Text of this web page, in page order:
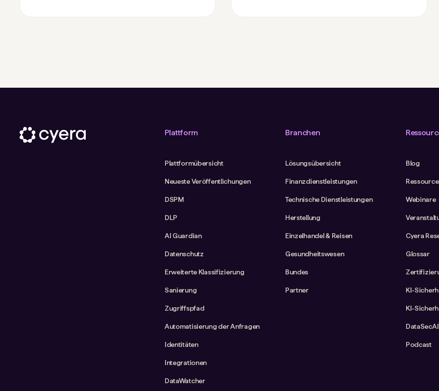
Plattform
Plattformübersicht
Neueste Veröffentlichungen
DSPM
DLP
AI Guardian
Datenschutz
Erweiterte Klassifizierung
Sanierung
Zugriffspfad
Automatisierung der Anfragen
Identitäten
Integrationen
DataWatcher
Branchen
Lösungsübersicht
Finanzdienstleistungen
Technische Dienstleistungen
Herstellung
Einzelhandel & Reisen
Gesundheitswesen
Bundes
Partner
Blog
Webinare
Cyera
Glossar
KI-
KI-
Podcast